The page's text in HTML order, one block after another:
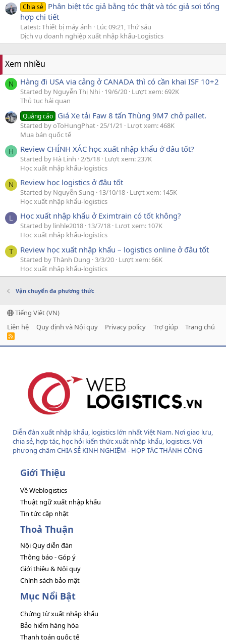
Chia sẻ Phân biệt tóc giả bằng tóc thật và tóc giả sợi tổng
hợp chi tiết
Latest: Thiết bị máy ảnh
Lúc 09:21, Thứ sáu
Dịch vụ doanh nghiệp xuất nhập khẩu-Logistics
Xem nhiều
N Hàng đi USA via cảng ở CANADA thì có cần khai ISF 10+2
Started by Nguyễn Thị Nhi 19/6/20 Lượt xem: 692K
Thủ tục hải quan
Quảng cáo Giá Xe tải Faw 8 tấn Thùng 9M7 chở pallet.
Started by oToHungPhat 25/1/21
Lượt xem: 468K
Mua bán quốc tế
H Review CHÍNH XÁC học xuất nhập khẩu ở đâu tốt?
Started by Hà Linh 2/5/18 Lượt xem: 237K
Học xuất nhập khẩu-logistics
N Review học logistics ở đâu tốt
Started by Nguyễn Sung 13/10/18 Lượt xem: 145K
Học xuất nhập khẩu-logistics
L Học xuất nhập khẩu ở Eximtrain có tốt không?
Started by linhle2018 13/7/18 Lượt xem: 107K
Học xuất nhập khẩu-logistics
T Review học xuất nhập khẩu – logistics online ở đâu tốt
Started by Thành Dung 3/3/20 Lượt xem: 66K
Học xuất nhập khẩu-logistics
Vận chuyển đa phương thức
Tiếng Việt (VN)
Liên hệ
Quy định và Nội quy Privacy policy Trợ giúp Trang chủ
R
Diễn đàn xuất nhập khẩu, logistics lớn nhất Việt Nam. Nơi giao lưu,
chia sẻ, hợp tác, học hỏi kiến thức xuất nhập khẩu, logistics. Với
phương châm CHIA SẺ KINH NGHIỆM - HỢP TÁC THÀNH CÔNG
Giới Thiệu
Về Weblogistics
Thuật ngữ xuất nhập khẩu
Tin tức cập nhật
Thoả Thuận
Nội Quy diễn đàn
Thông báo - Góp ý
Giới thiệu & Nội quy
Chính sách bảo mật
Mục Nổi Bật
Chứng từ xuất nhập khẩu
Bảo hiểm hàng hóa
Thanh toán quốc tế